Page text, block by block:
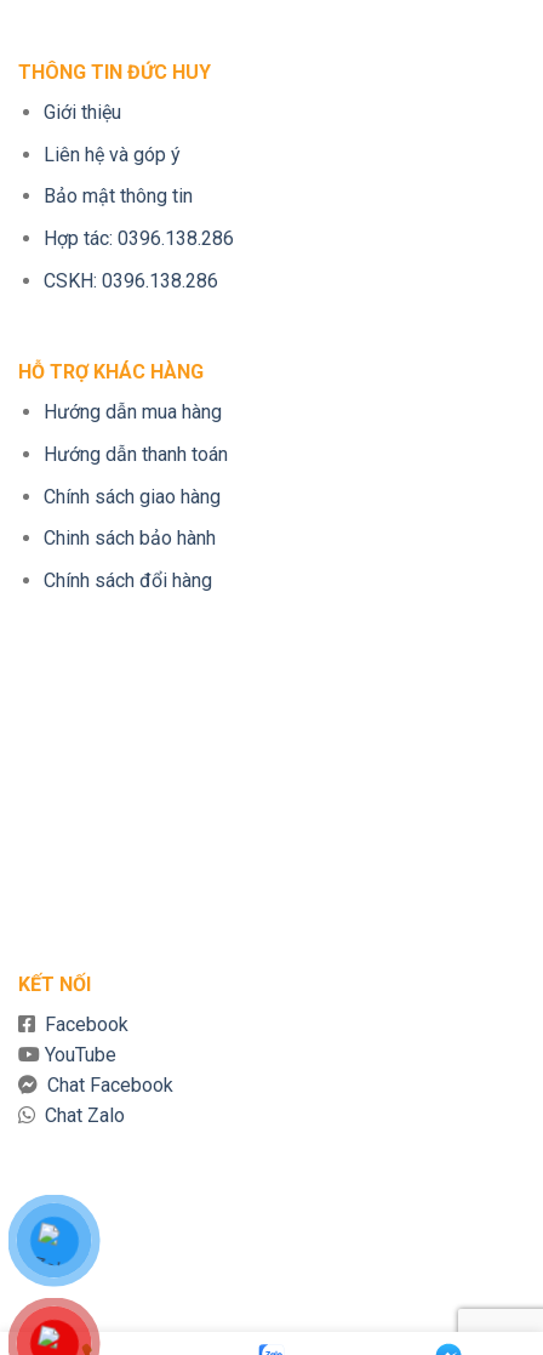
THÔNG TIN ĐỨC HUY
Giới thiệu
Liên hệ và góp ý
Bảo mật thông tin
Hợp tác: 0396.138.286
CSKH: 0396.138.286
HỖ TRỢ KHÁC HÀNG
Hướng dẫn mua hàng
Hướng dẫn thanh toán
Chính sách giao hàng
Chinh sách bảo hành
Chính sách đổi hàng
KẾT NỐI
Facebook
YouTube
Chat Facebook
Chat Zalo